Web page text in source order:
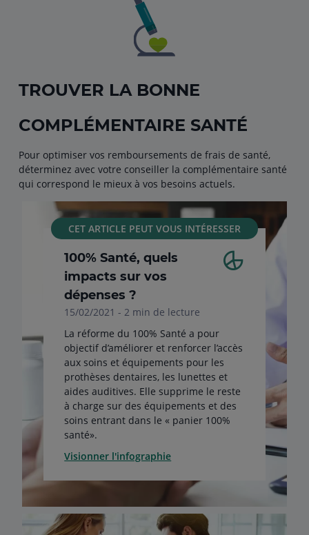
TROUVER LA BONNE
COMPLÉMENTAIRE SANTÉ
Pour optimiser vos remboursements de frais de santé,
déterminez avec votre conseiller la complémentaire santé
qui correspond le mieux à vos besoins actuels.
CET ARTICLE PEUT VOUS INTÉRESSER
100% Santé, quels
impacts sur vos
dépenses ?
15/02/2021 - 2 min de lecture
La réforme du 100% Santé a pour
objectif d’améliorer et renforcer l’accès
aux soins et équipements pour les
prothèses dentaires, les lunettes et
aides auditives. Elle supprime le reste
à charge sur des équipements et des
soins entrant dans le « panier 100%
santé».
Visionner l'infographie